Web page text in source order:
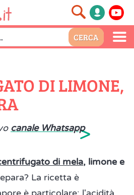
DI LIMONE,
canale Whatsapp>
di mela, limone e
La ricetta è